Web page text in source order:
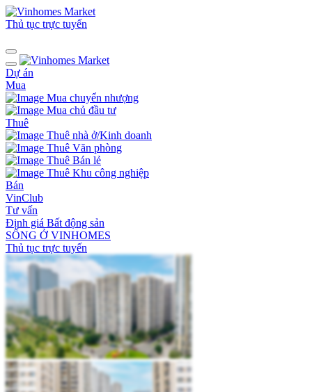
Thủ tục trực tuyến
Dự án
Mua
Mua chuyển nhượng
Mua chủ đầu tư
Thuê
Thuê nhà ở/Kinh doanh
Thuê Văn phòng
Thuê Bán lẻ
Thuê Khu công nghiệp
Bán
VinClub
Tư vấn
Định giá Bất động sản
SỐNG Ở VINHOMES
Thủ tục trực tuyến